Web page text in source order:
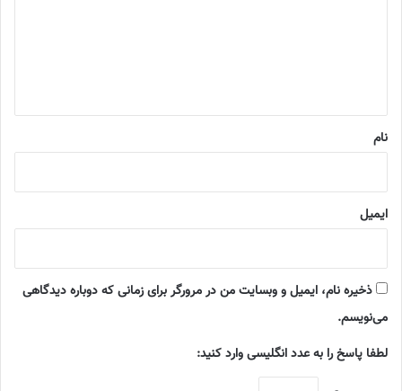
نام
ایمیل
ذخیره نام، ایمیل و وبسایت من در مرورگر برای زمانی که دوباره دیدگاهی
می‌نویسم.
لطفا پاسخ را به عدد انگلیسی وارد کنید: